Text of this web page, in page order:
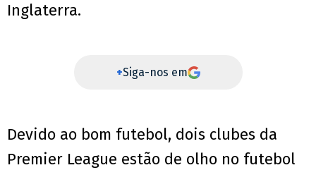
Inglaterra.
+Siga-nos em
Devido ao bom futebol, dois clubes da
Premier League estão de olho no futebol